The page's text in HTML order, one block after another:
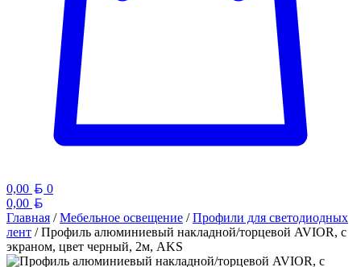
0,00 Белорусский рубль
0
0,00
Главная /Мебельное освещение /Профили для светодиодных
лент / Профиль алюминиевый накладной/торцевой AVIOR, с
экраном, цвет черный, 2м, AKS